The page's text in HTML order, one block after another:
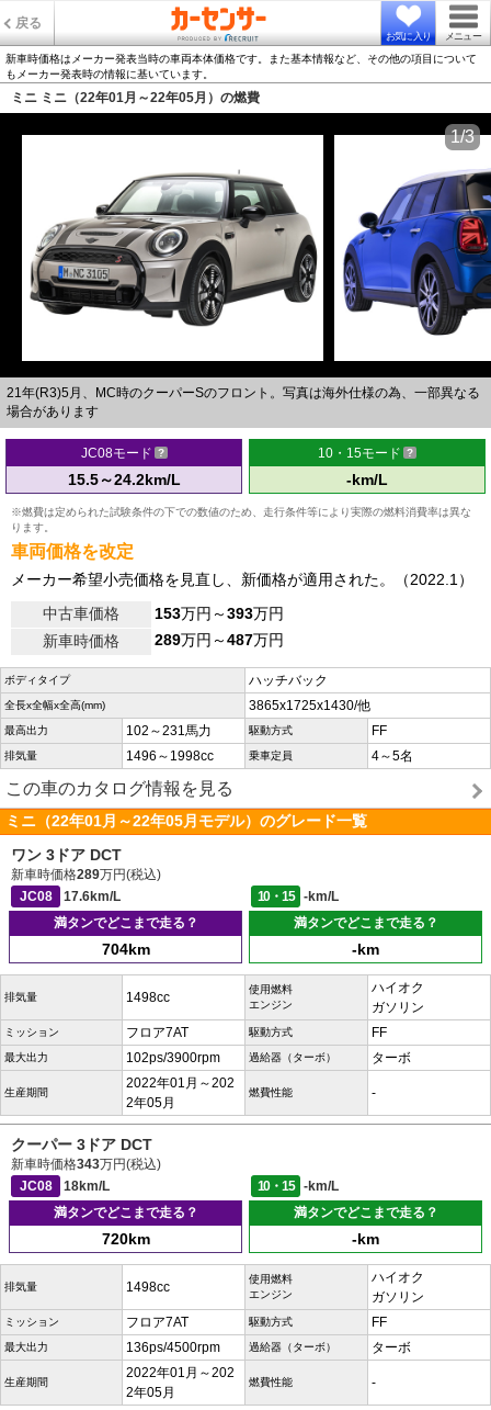
戻る
お気に入り メニュー
新車時価格はメーカー発表当時の車両本体価格です。また基本情報など、その他の項目について
もメーカー発表時の情報に基いています。
ミニ ミニ（22年01月～22年05月）の燃費
21年(R3)5月、MC時のクーパーSのフロント。写真は海外仕様の為、一部異なる
場合があります
1/3
JC08モード
15.5～24.2km/L
10・15モード
-km/L
※燃費は定められた試験条件の下での数値のため、走行条件等により実際の燃料消費率は異な
ります。
車両価格を改定
メーカー希望小売価格を見直し、新価格が適用された。（2022.1）
中古車価格
153万円～393万円
新車時価格
289万円～487万円
ボディタイプ ハッチバック
全長x全幅x全高(mm) 3865x1725x1430/他
最高出力 102～231馬力 駆動方式 FF
排気量 1496～1998cc 乗車定員 4～5名
この車のカタログ情報を見る
ミニ（22年01月～22年05月モデル）のグレード一覧
ワン 3ドア DCT
新車時価格289万円(税込)
JC08
17.6km/L 10・15
-km/L
満タンでどこまで走る？
704km
満タンでどこまで走る？
-km
排気量 1498cc
使用燃料
エンジン
ハイオク
ガソリン
ミッション フロア7AT 駆動方式 FF
最大出力 102ps/3900rpm 過給器（ターボ） ターボ
生産期間
2022年01月～202
2年05月
燃費性能 -
クーパー 3ドア DCT
新車時価格343万円(税込)
JC08
18km/L 10・15
-km/L
満タンでどこまで走る？
720km
満タンでどこまで走る？
-km
排気量 1498cc
使用燃料
エンジン
ハイオク
ガソリン
ミッション フロア7AT 駆動方式 FF
最大出力 136ps/4500rpm 過給器（ターボ） ターボ
生産期間
2022年01月～202
2年05月
燃費性能 -